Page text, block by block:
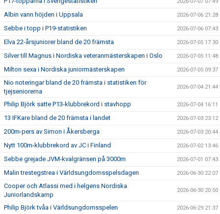
Albin vann höjden i Uppsala 2026-07-06 21:28
Sebbe i topp i P19-statistiken 2026-07-06 07:43
Elva 22-årsjuniorer bland de 20 främsta 2026-07-05 17:30
Silver till Magnus i Nordiska veteranmästerskapen i Oslo 2026-07-05 11:48
Milton sexa i Nordiska juniormästerskapen 2026-07-05 09:37
Nio noteringar bland de 20 främsta i statistiken för
tjejseniorerna
2026-07-04 21:44
Philip Björk satte P13-klubbrekord i stavhopp 2026-07-04 16:11
13 IFKare bland de 20 främsta i landet 2026-07-03 23:12
200m-pers av Simon i Åkersberga 2026-07-03 20:44
Nytt 100m-klubbrekord av JC i Finland 2026-07-02 13:46
Sebbe grejade JVM-kvalgränsen på 3000m 2026-07-01 07:43
Malin trestegstrea i Världsungdomsspelsdagen 2026-06-30 22:07
Cooper och Atlassi med i helgens Nordiska
Juniorlandskamp
2026-06-30 20:50
Philip Björk tvåa i Världsungdomsspelen 2026-06-29 21:37